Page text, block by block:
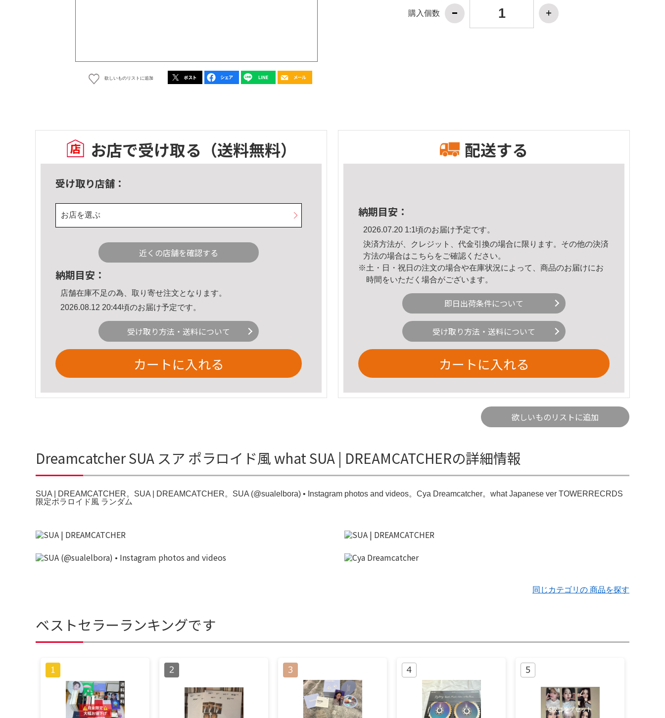
欲しいものリストに追加
購入個数
お店で受け取る （送料無料）
受け取り店舗：
お店を選ぶ
近くの店舗を確認する
納期目安：
店舗在庫不足の為、取り寄せ注文となります。
2026.08.12 20:44頃のお届け予定です。
受け取り方法・送料について
カートに入れる
配送する
納期目安：
2026.07.20 1:1頃のお届け予定です。
決済方法が、クレジット、代金引換の場合に限ります。その他の決済
方法の場合はこちら をご確認ください。
※土・日・祝日の注文の場合や在庫状況によって、商品のお届けにお
時間をいただく場合がございます。
即日出荷条件について
受け取り方法・送料について
カートに入れる
欲しいものリストに追加
Dreamcatcher SUA スア ポラロイド風 what SUA | DREAMCATCHERの詳細情報
SUA | DREAMCATCHER。SUA | DREAMCATCHER。SUA (@sualelbora) • Instagram photos and videos。Суа Dreamcatcher。what Japanese ver TOWERRECRDS
限定ポラロイド風 ランダム
同じカテゴリの 商品を探す
ベストセラーランキングです